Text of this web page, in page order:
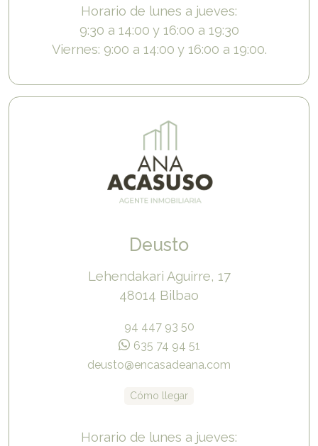
Horario de lunes a jueves:
9:30 a 14:00 y 16:00 a 19:30
Viernes: 9:00 a 14:00 y 16:00 a 19:00.
Deusto
Lehendakari Aguirre, 17
48014 Bilbao
94 447 93 50
635 74 94 51
deusto@encasadeana.com
Cómo llegar
Horario de lunes a jueves: